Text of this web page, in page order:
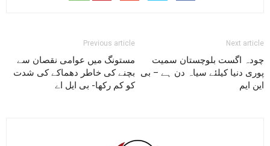
Previous article
مستونگ میں عوامی نقصان سے
بچنے کی خاطر دھماکے کی شدت
کو کم رکھا- بی ایل اے
Next article
چودہ اگست بلوچستان سمیت
پوری دنیا کیلئے سیاہ دن ہے – بی
این ایم